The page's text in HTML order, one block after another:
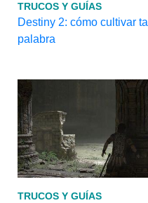
TRUCOS Y GUÍAS
Destiny 2: cómo cultivar
palabra
TRUCOS Y GUÍAS